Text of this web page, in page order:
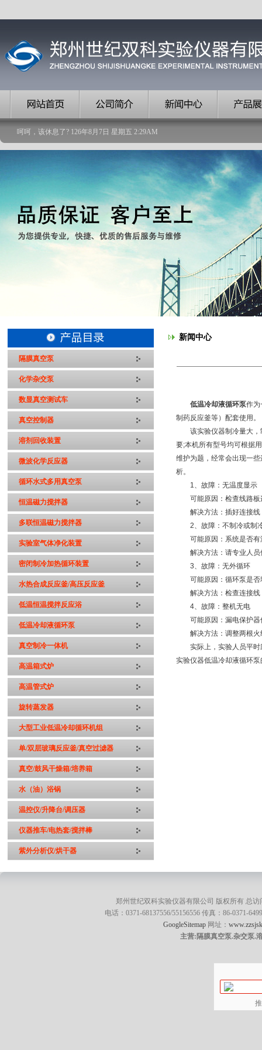
呵呵，该休息了? 126年8月 7 日 星期五 2:29AM
隔膜真空泵
化学杂交泵
数显真空测试车
真空控制器
溶剂回收装置
微波化学反应器
循环水式多用真空泵
恒温磁力搅拌器
多联恒温磁力搅拌器
实验室气体净化装置
密闭制冷加热循环装置
水热合成反应釜/高压反应釜
低温恒温搅拌反应浴
低温冷却液循环泵
真空制冷一体机
高温箱式炉
高温管式炉
旋转蒸发器
大型工业低温冷却循环机组
单/双层玻璃反应釜/真空过滤器
真空/鼓风干燥箱/培养箱
水（油）浴锅
温控仪/升降台/调压器
仪器推车/电热套/搅拌棒
紫外分析仪/烘干器
新闻中心
低温冷却液循环泵作为
制药反应釜等）配套使用。
该实验仪器制冷量大，
要;本机所有型号均可根据
维护为题，经常会出现一
析。
1、故障：无温度显示
可能原因：检查线路板
解决方法：插好连接线
2、故障：不制冷或制
可能原因：系统是否有
解决方法：请专业人员
3、故障：无外循环
可能原因：循环泵是否
解决方法：检查连接线
4、故障：整机无电
可能原因：漏电保护器
解决方法：调整两根火
实际上，实验人员平时
实验仪器低温冷却液循环
郑州世纪双科实验仪器有限公司 版权所有 总访
电话：0371-68137556/55156556 传真：86-0371-
GoogleSitemap 网址：
主营:隔膜真空泵.杂交泵.